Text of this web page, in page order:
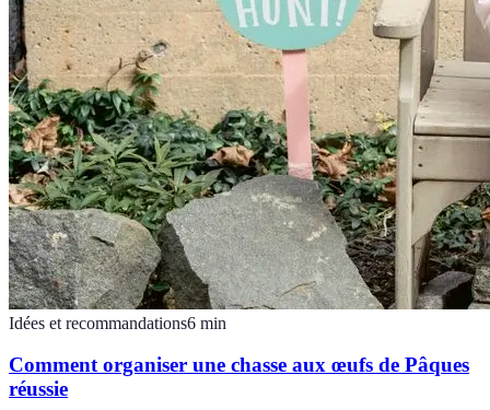
Idées et recommandations6 min
Comment organiser une chasse aux œufs de Pâques
réussie